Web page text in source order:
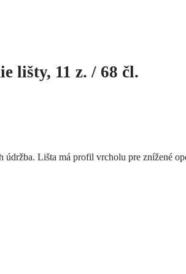
lišty, 11 z. / 68 čl.
Lišta má profil vrcholu pre znížené